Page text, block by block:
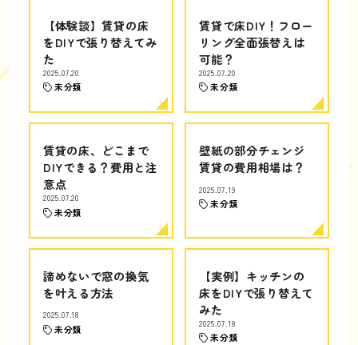
【体験談】賃貸の床
をDIYで張り替えてみ
た
2025.07.20
未分類
賃貸で床DIY！フロー
リング全面張替えは
可能？
2025.07.20
未分類
賃貸の床、どこまで
DIYできる？費用と注
意点
2025.07.20
未分類
壁紙の部分チェンジ
賃貸の費用相場は？
2025.07.19
未分類
諦めないで窓の換気
を叶える方法
2025.07.18
未分類
【実例】キッチンの
床をDIYで張り替えて
みた
2025.07.18
未分類